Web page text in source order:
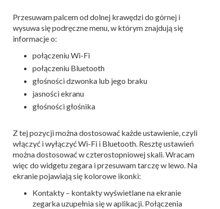
Przesuwam palcem od dolnej krawędzi do górnej i
wysuwa się podręczne menu, w którym znajdują się
informacje o:
połączeniu Wi-Fi
połączeniu Bluetooth
głośności dzwonka lub jego braku
jasności ekranu
głośności głośnika
Z tej pozycji można dostosować każde ustawienie, czyli
włączyć i wyłączyć Wi-Fi i Bluetooth. Resztę ustawień
można dostosować w czterostopniowej skali. Wracam
więc do widgetu zegara i przesuwam tarczę w lewo. Na
ekranie pojawiają się kolorowe ikonki:
Kontakty – kontakty wyświetlane na ekranie
zegarka uzupełnia się w aplikacji. Połączenia